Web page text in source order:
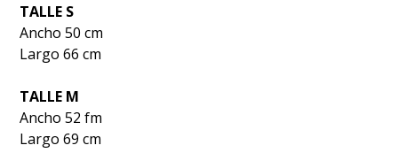
TALLE S
Ancho 50 cm
Largo 66 cm
TALLE M
Ancho 52 fm
Largo 69 cm